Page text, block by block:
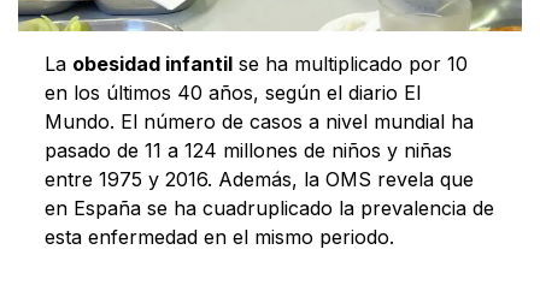
La obesidad infantilse ha multiplicado por 10
en los últimos 40 años, según el diario El
Mundo. El número de casos a nivel mundial ha
pasado de 11 a 124 millones de niños y niñas
entre 1975 y 2016. Además, la OMS revela que
en España se ha cuadruplicado la prevalencia de
esta enfermedad en el mismo periodo.